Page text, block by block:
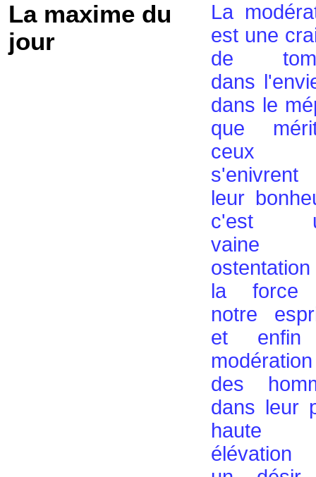
La maxime du
jour
La
est une
de
dans
dans le
que
ceux
leur
c'est
vaine
la force
notre
et
modération
des
dans leur
haute
élévation